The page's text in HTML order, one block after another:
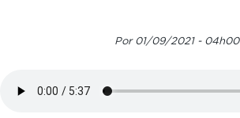
Por 01/09/2021 - 04h00